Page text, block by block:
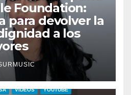
Foundation:
para devolver la
a los
VIDEOS YOUTUBE